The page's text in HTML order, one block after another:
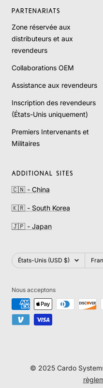
PARTENARIATS
Zone réservée aux
distributeurs et aux
revendeurs
Collaborations OEM
Assistance aux revendeurs
Inscription des revendeurs
(États-Unis uniquement)
Premiers Intervenants et
Militaires
ADDITIONAL SITES
🇨🇳 - China
🇰🇷 - South Korea
🇯🇵 - Japan
Pays/région
États-Unis (USD $)
Nous acceptons
© 2025 Cardo